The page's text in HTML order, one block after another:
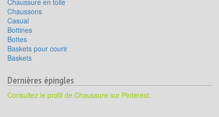
Chaussure en toile
Chaussons
Casual
Bottines
Bottes
Baskets pour courir
Baskets
Dernières épingles
Consultez le profil de Chaussure sur Pinterest.